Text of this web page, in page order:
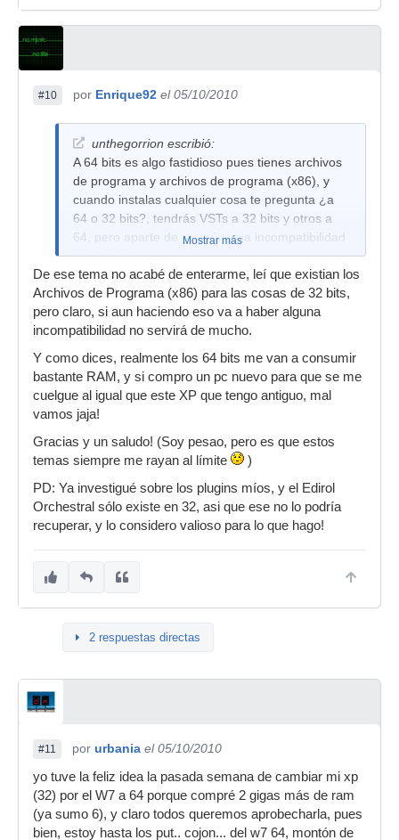
#10 por Enrique92 el 05/10/2010
unthegorrion escribió:
A 64 bits es algo fastidioso pues tienes archivos
de programa y archivos de programa (x86), y
cuando instalas cualquier cosa te pregunta ¿a
64 o 32 bits?, tendrás VSTs a 32 bits y otros a
64, pero aparte de eso ninguna incompatibilidad
en absoluto.
Mostrar más
De ese tema no acabé de enterarme, leí que existian los
Archivos de Programa (x86) para las cosas de 32 bits,
pero claro, si aun haciendo eso va a haber alguna
incompatibilidad no servirá de mucho.
Y como dices, realmente los 64 bits me van a consumir
bastante RAM, y si compro un pc nuevo para que se me
cuelgue al igual que este XP que tengo antiguo, mal
vamos jaja!
Gracias y un saludo! (Soy pesao, pero es que estos
temas siempre me rayan al límite
)
PD: Ya investigué sobre los plugins míos, y el Edirol
Orchestral sólo existe en 32, asi que ese no lo podría
recuperar, y lo considero valioso para lo que hago!
2 respuestas directas
#11 por urbania el 05/10/2010
yo tuve la feliz idea la pasada semana de cambiar mi xp
(32) por el W7 a 64 porque compré 2 gigas más de ram
(ya sumo 6), y claro todos queremos aprobecharla, pues
bien, estoy hasta los put.. cojon... del w7 64, montón de